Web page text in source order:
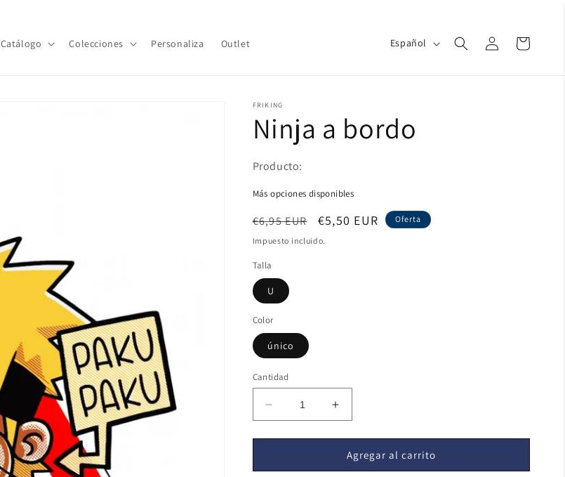
Catálogo Colecciones Personaliza Outlet Español
sesión
Carrito
FRIKING
Ninja a bordo
Producto:
Más opciones disponibles
Precio
habitual
€6,95 EUR
Precio
de
€5,50 EUR Oferta
Impuesto incluido.
Talla
U
Color
único
Cantidad
Reducir
cantidad
para
a
Aumentar
cantidad
para
Ninja
a
Agregar al carrito